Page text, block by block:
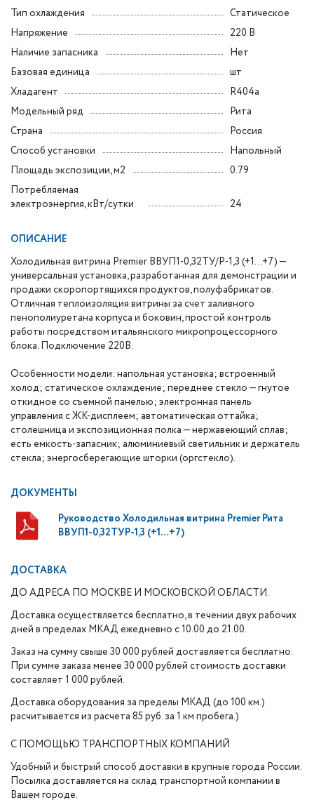
Тип охлаждения
Статическое
Напряжение
220 В
Наличие запасника
Нет
Базовая единица
шт
Хладагент
R404a
Модельный ряд
Рита
Страна
Россия
Способ установки
Напольный
Площадь экспозиции, м2
0.79
Потребляемая
электроэнергия, кВт/сутки
24
ОПИСАНИЕ
Холодильная витрина Premier ВВУП1-0,32ТУ/Р-1,3 (+1…+7) —
универсальная установка, разработанная для демонстрации и
продажи скоропортящихся продуктов, полуфабрикатов.
Отличная теплоизоляция витрины за счет заливного
пенополиуретана корпуса и боковин, простой контроль
работы посредством итальянского микропроцессорного
блока. Подключение 220В.
Особенности модели: напольная установка; встроенный
холод; статическое охлаждение; переднее стекло — гнутое
откидное со съемной панелью; электронная панель
управления с ЖК-дисплеем; автоматическая оттайка;
столешница и экспозиционная полка — нержавеющий сплав;
есть емкость-запасник; алюминиевый светильник и держатель
стекла; энергосберегающие шторки (оргстекло).
ДОКУМЕНТЫ
Руководство Холодильная витрина Premier Рита
ВВУП1-0,32ТУР-1,3 (+1…+7)
ДОСТАВКА
ДО АДРЕСА ПО МОСКВЕ И МОСКОВСКОЙ ОБЛАСТИ.
Доставка осуществляется бесплатно, в течении двух рабочих
дней в пределах МКАД ежедневно с 10.00 до 21.00.
Заказ на сумму свыше 30 000 рублей доставляется бесплатно.
При сумме заказа менее 30 000 рублей стоимость доставки
составляет 1 000 рублей.
Доставка оборудования за пределы МКАД (до 100 км.)
расчитывается из расчета 85 руб. за 1 км пробега.)
С ПОМОЩЬЮ ТРАНСПОРТНЫХ КОМПАНИЙ
Удобный и быстрый способ доставки в крупные города России.
Посылка доставляется на склад транспортной компании в
Вашем городе.